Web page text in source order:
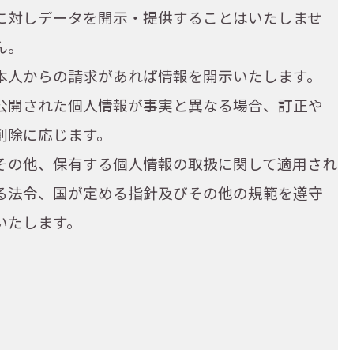
対しデータを開示・提供することはいたしませ
。
人からの請求があれば情報を開示いたします。
開された個人情報が事実と異なる場合、訂正や
除に応じます。
の他、保有する個人情報の取扱に関して適用され
法令、国が定める指針及びその他の規範を遵守
たします。